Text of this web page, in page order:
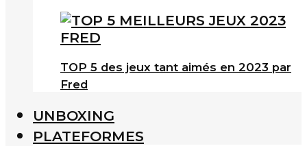
TOP 5 des jeux tant aimés en 2023 par
Fred
UNBOXING
PLATEFORMES